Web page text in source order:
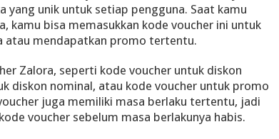
yang unik untuk setiap pengguna. Saat kamu
kamu bisa memasukkan kode voucher ini untuk
atau mendapatkan promo tertentu.
Zalora, seperti kode voucher untuk diskon
diskon nominal, atau kode voucher untuk promo
juga memiliki masa berlaku tertentu, jadi
voucher sebelum masa berlakunya habis.